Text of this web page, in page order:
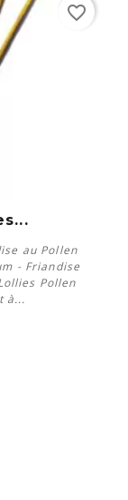
au Pollen
- Friandise
Pollen
à...
favorite_border